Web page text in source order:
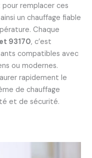
remplacer ces
un chauffage fiable
Chaque
93170, c’est
compatibles avec
ou modernes.
rapidement le
de chauffage
et de sécurité.